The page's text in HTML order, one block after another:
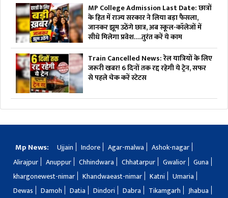
MP College Admission Last Date: छात्रों
के हित में राज्य सरकार ने लिया बड़ा फैसला,
जानकर झूम उठेंगे छात्र, अब स्कूल-कॉलेजों में
सीधे मिलेगा प्रवेश….तुरंत करें ये काम
Train Cancelled News: रेल यात्रियों के लिए
जरूरी खबर! 6 दिनों तक रद्द रहेगी ये ट्रेन, सफर
से पहले चेक करें स्टेटस
Mp News: Ujjain Indore Agar-malwa
Ashok-nagar
Alirajpur
Anuppur Chhindwara Chhatarpur Gwalior
Guna
khargonewest-nimar
Khandwaeast-nimar Katni
Umaria
Dewas
Damoh Datia Dindori Dabra Tikamgarh
Jhabua